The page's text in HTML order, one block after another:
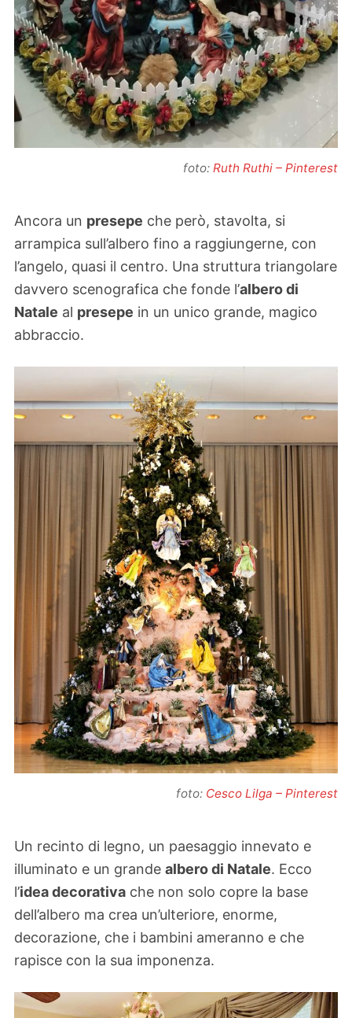
foto: Ruth Ruthi – Pinterest
Ancora un presepe che però, stavolta, si
arrampica sull’albero fino a raggiungerne, con
l’angelo, quasi il centro. Una struttura triangolare
davvero scenografica che fonde l’albero di
Natale al presepe in un unico grande, magico
abbraccio.
foto: Cesco Lilga – Pinterest
Un recinto di legno, un paesaggio innevato e
illuminato e un grande albero di Natale. Ecco
l’idea decorativa che non solo copre la base
dell’albero ma crea un’ulteriore, enorme,
decorazione, che i bambini ameranno e che
rapisce con la sua imponenza.